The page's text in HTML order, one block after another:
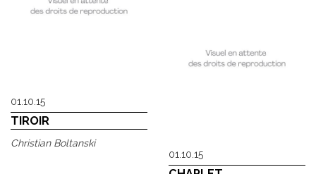
01.10.15
TIROIR
Christian Boltanski
01.10.15